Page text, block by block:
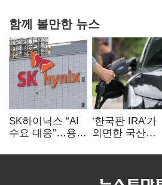
함께 볼만한 뉴스
SK하이닉스 “AI
수요 대응”…용인
투자
‘한국판 IRA’가
외면한 국산
실효성에 ‘의문’